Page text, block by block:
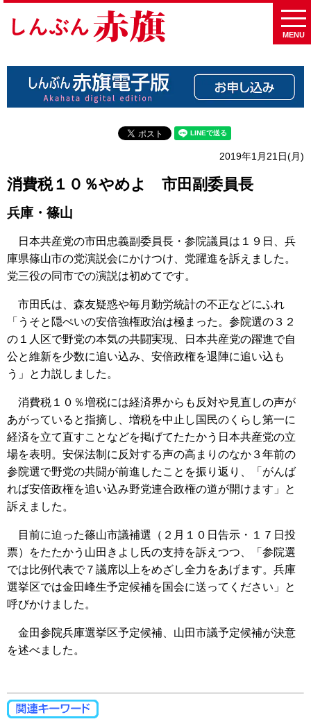
MENU
2019年1月21日(月)
消費税１０％やめよ 市田副委員長
兵庫・篠山
日本共産党の市田忠義副委員長・参院議員は１９日、兵
庫県篠山市の党演説会にかけつけ、党躍進を訴えました。
党三役の同市での演説は初めてです。
市田氏は、森友疑惑や毎月勤労統計の不正などにふれ
「うそと隠ぺいの安倍強権政治は極まった。参院選の３２
の１人区で野党の本気の共闘実現、日本共産党の躍進で自
公と維新を少数に追い込み、安倍政権を退陣に追い込も
う」と力説しました。
消費税１０％増税には経済界からも反対や見直しの声が
あがっていると指摘し、増税を中止し国民のくらし第一に
経済を立て直すことなどを掲げてたたかう日本共産党の立
場を表明。安保法制に反対する声の高まりのなか３年前の
参院選で野党の共闘が前進したことを振り返り、「がんば
れば安倍政権を追い込み野党連合政権の道が開けます」と
訴えました。
目前に迫った篠山市議補選（２月１０日告示・１７日投
票）をたたかう山田きよし氏の支持を訴えつつ、「参院選
では比例代表で７議席以上をめざし全力をあげます。兵庫
選挙区では金田峰生予定候補を国会に送ってください」と
呼びかけました。
金田参院兵庫選挙区予定候補、山田市議予定候補が決意
を述べました。